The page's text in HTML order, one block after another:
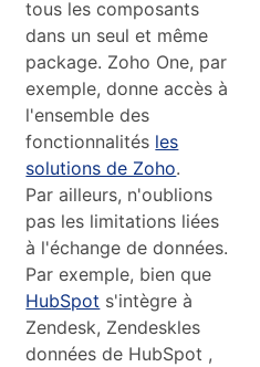
tous les composants
dans un seul et même
package. Zoho One, par
exemple, donne accès à
l'ensemble des
fonctionnalités les
solutions de Zoho.
Par ailleurs, n'oublions
pas les limitations liées
à l'échange de données.
Par exemple, bien que
HubSpot s'intègre à
Zendesk, Zendeskles
données de HubSpot ,